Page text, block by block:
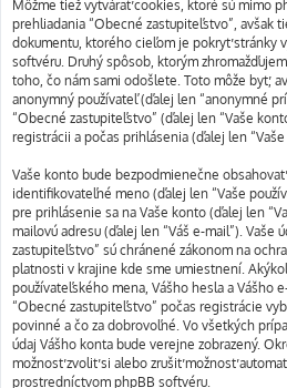
Môžme tiež vytvárať cookies, ktoré sú mimo
prehliadania “Obecné zastupiteľstvo”, avšak
dokumentu, ktorého cieľom je pokryť stránky
softvéru. Druhý spôsob, ktorým
toho, čo nám sami odošlete. Toto môže byť,
anonymný používateľ (ďalej len “anonymné
“Obecné zastupiteľstvo” (ďalej len “Vaše
registrácii a počas prihlásenia (ďalej len “Vaše
Vaše konto bude bezpodmienečne
identifikovateľné meno (ďalej len “Vaše
pre prihlásenie sa na Vaše konto (ďalej len
mailovú adresu (ďalej len “Váš e-mail”). Vaše
zastupiteľstvo” sú chránené zákonom na
platnosti v krajine kde sme umiestnení.
používateľského mena, Vášho hesla a Vášho
“Obecné zastupiteľstvo” počas registrácie
povinné a čo za dobrovoľné. Vo všetkých
údaj Vášho konta bude verejne zobrazený.
možnosť zvoliť si alebo zrušiť možnosť
prostredníctvom phpBB softvéru.